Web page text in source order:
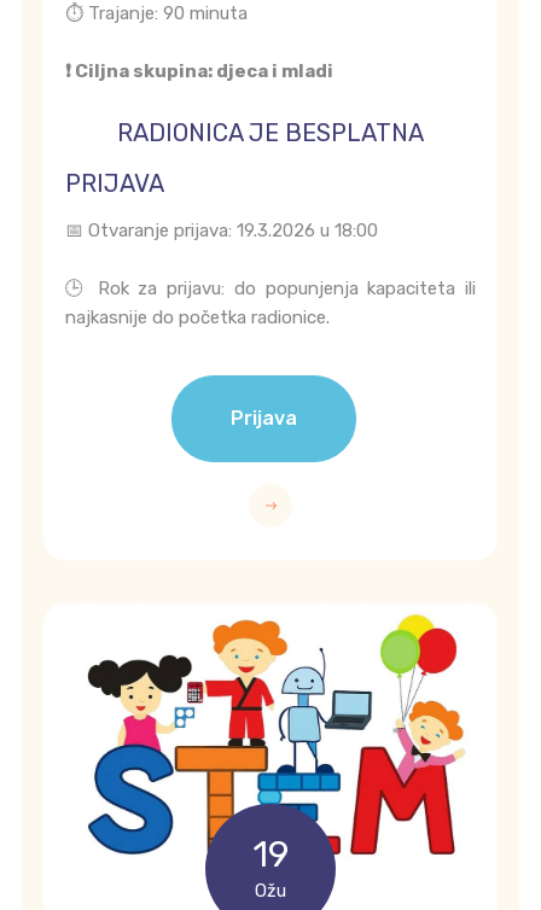
⏱️ Trajanje: 90 minuta
❗ Ciljna skupina: djeca i mladi
RADIONICA JE BESPLATNA
PRIJAVA
📅 Otvaranje prijava: 19.3.2026 u 18:00
🕒 Rok za prijavu: do popunjenja kapaciteta ili
najkasnije do početka radionice.
Prijava
19
Ožu